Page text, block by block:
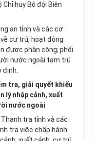
Chỉ huy Bộ đội Biên
an tỉnh và các cơ
cư trú, hoạt động
được phân công; phối
nước ngoài tạm trú
tra, giải quyết khiếu
lý nhập cảnh, xuất
nước ngoài
Thanh tra tỉnh và các
tra việc chấp hành